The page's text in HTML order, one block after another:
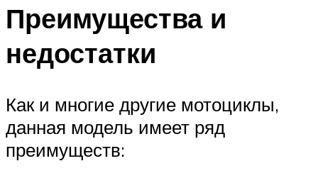
Преимущества и
недостатки
Как и многие другие мотоциклы,
данная модель имеет ряд
преимуществ: